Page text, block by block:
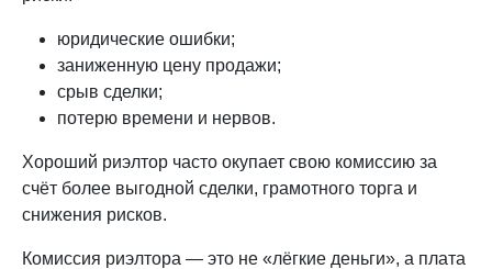
юридические ошибки;
заниженную цену продажи;
срыв сделки;
потерю времени и нервов.
Хороший риэлтор часто окупает свою комиссию за
счёт более выгодной сделки, грамотного торга и
снижения рисков.
Комиссия риэлтора — это не «лёгкие деньги», а плата